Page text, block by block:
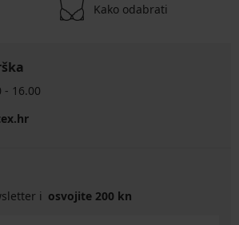
Kako odabrati
- 16.00
i osvojite 200 kn